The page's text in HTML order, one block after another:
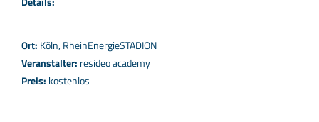
Ort: Köln, RheinEnergieSTADION
Veranstalter: resideo academy
Preis: kostenlos